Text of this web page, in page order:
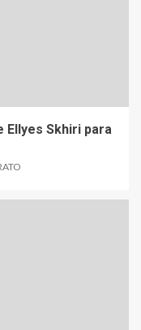
Ellyes Skhiri para